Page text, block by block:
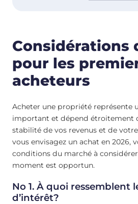
Considérations
pour les
acheteurs
Acheter une propriété représente
important et dépend étroitement
stabilité de vos revenus et de
vous envisagez un achat en 2026,
conditions du marché à
moment est opportun.
No 1. À quoi ressemblent
d’intérêt?